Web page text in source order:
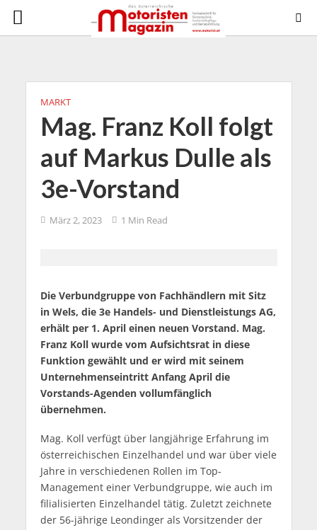
MARKT
Mag. Franz Koll folgt
auf Markus Dulle als
3e-Vorstand
März 2, 2023 1 Min Read
Die Verbundgruppe von Fachhändlern mit Sitz
in Wels, die 3e Handels- und Dienstleistungs AG,
erhält per 1. April einen neuen Vorstand. Mag.
Franz Koll wurde vom Aufsichtsrat in diese
Funktion gewählt und er wird mit seinem
Unternehmenseintritt Anfang April die
Vorstands-Agenden vollumfänglich
übernehmen.
Mag. Koll verfügt über langjährige Erfahrung im
österreichischen Einzelhandel und war über viele
Jahre in verschiedenen Rollen im Top-
Management einer Verbundgruppe, wie auch im
filialisierten Einzelhandel tätig. Zuletzt zeichnete
der 56-jährige Leondinger als Vorsitzender der